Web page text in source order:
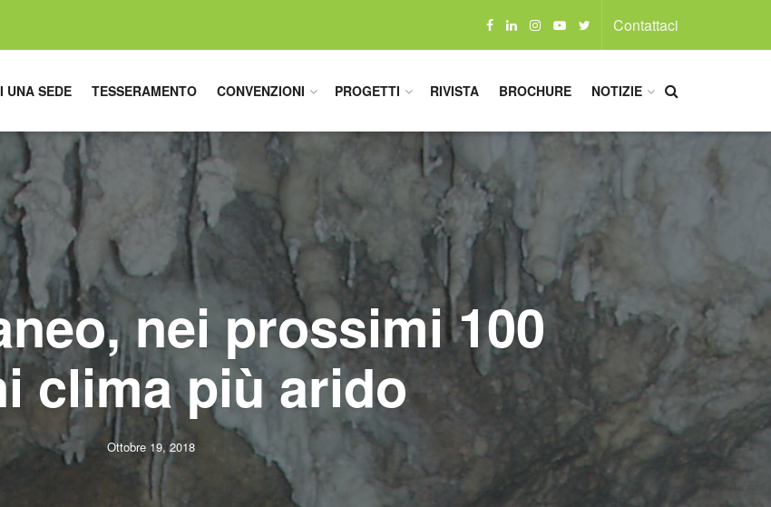
Contattaci
UNA SEDE TESSERAMENTO CONVENZIONI PROGETTI RIVISTA BROCHURE NOTIZIE
nei prossimi 100
clima più arido
Ottobre 19, 2018